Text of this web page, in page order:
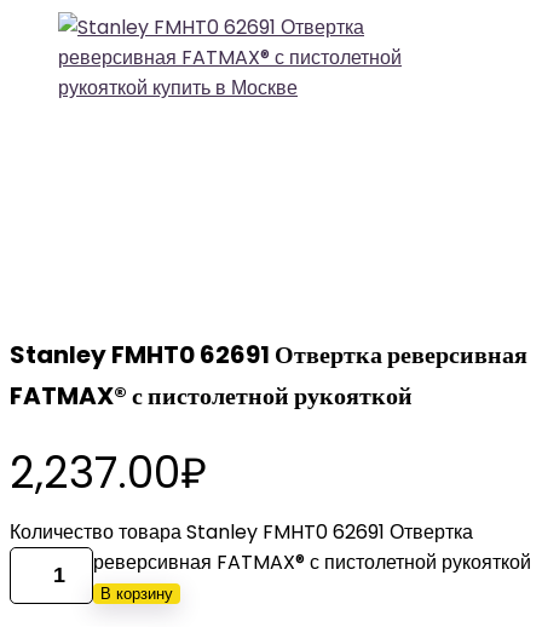
Stanley FMHT0 62691 Отвертка реверсивная
FATMAX® с пистолетной рукояткой
2,237.00₽
Количество товара Stanley FMHT0 62691 Отвертка
реверсивная FATMAX® с пистолетной рукояткой
В корзину